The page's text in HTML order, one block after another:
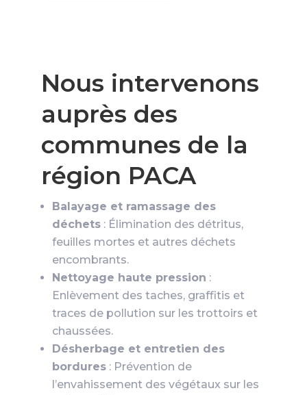
Nous intervenons
auprès des
communes de la
région PACA
Balayage et ramassage des
déchets : Élimination des détritus,
feuilles mortes et autres déchets
encombrants.
Nettoyage haute pression :
Enlèvement des taches, graffitis et
traces de pollution sur les trottoirs et
chaussées.
Désherbage et entretien des
bordures : Prévention de
l’envahissement des végétaux sur les